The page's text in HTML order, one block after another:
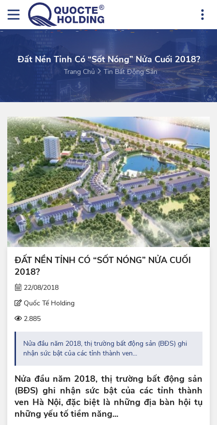
Đất Nền Tỉnh Có “sốt Nóng” Nửa Cuối 2018?
Trang Chủ Tin Bất Động Sản
ĐẤT NỀN TỈNH CÓ “SỐT NÓNG” NỬA CUỐI
2018?
22/08/2018
Quốc Tế Holding
2.885
Nửa đầu năm 2018, thị trường bất động sản (BĐS) ghi
nhận sức bật của các tỉnh thành ven...
Nửa đầu năm 2018, thị trường bất động sản
(BĐS) ghi nhận sức bật của các tỉnh thành
ven Hà Nội, đặc biệt là những địa bàn hội tụ
những yếu tố tiềm năng...